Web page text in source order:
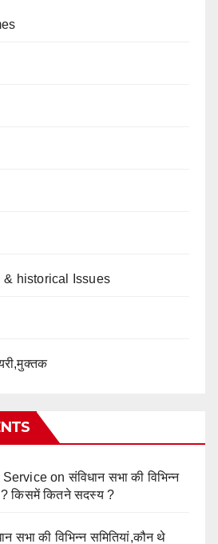
historical Issues
Service onसंविधान सभा की विभिन्न
? किसमें कितने सदस्य ?
सभा की विभिन्न समितियां,कौन थे